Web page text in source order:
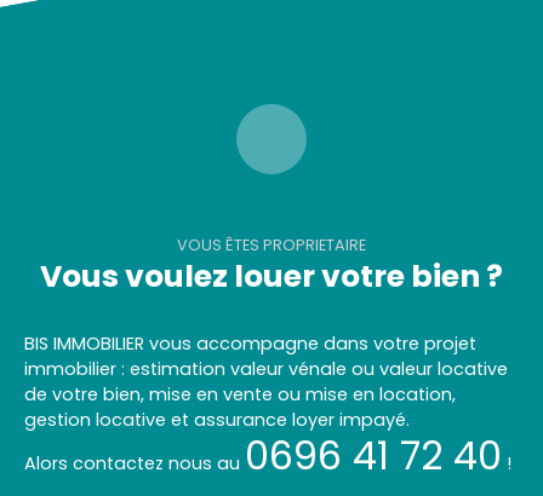
VOUS ÊTES PROPRIETAIRE
Vous voulez louer votre bien ?
BIS IMMOBILIER vous accompagne dans votre projet
immobilier : estimation valeur vénale ou valeur locative
de votre bien, mise en vente ou mise en location,
gestion locative et assurance loyer impayé.
Alors contactez nous au 0696 41 72 40 !